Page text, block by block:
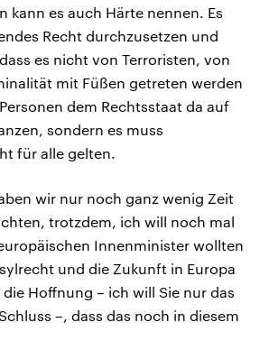
kann es auch Härte nennen. Es
Recht durchzusetzen und
es nicht von Terroristen, von
mit Füßen getreten werden
dem Rechtsstaat da auf
sondern es muss
für alle gelten.
wir nur noch ganz wenig Zeit
trotzdem, ich will noch mal
Innenminister wollten
und die Zukunft in Europa
die Hoffnung – ich will Sie nur das
–, dass das noch in diesem